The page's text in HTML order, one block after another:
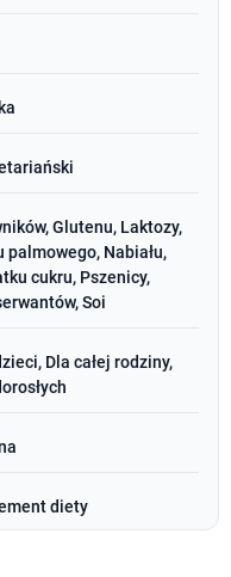
Glutenu, Laktozy,
palmowego, Nabiału,
cukru, Pszenicy,
Soi
Dla całej rodziny,
diety